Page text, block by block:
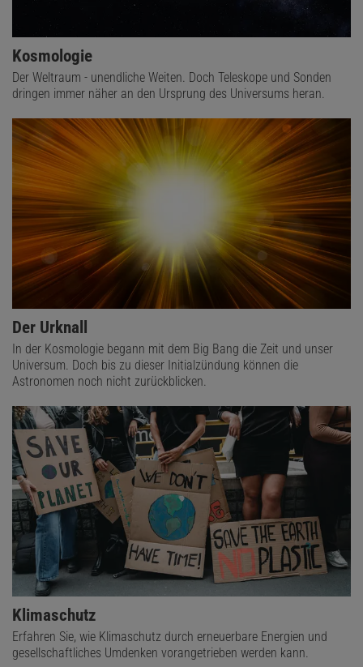
Kosmologie
Der Weltraum - unendliche Weiten. Doch Teleskope und Sonden
dringen immer näher an den Ursprung des Universums heran.
Der Urknall
In der Kosmologie begann mit dem Big Bang die Zeit und unser
Universum. Doch bis zu dieser Initialzündung können die
Astronomen noch nicht zurückblicken.
Klimaschutz
Erfahren Sie, wie Klimaschutz durch erneuerbare Energien und
gesellschaftliches Umdenken vorangetrieben werden kann.